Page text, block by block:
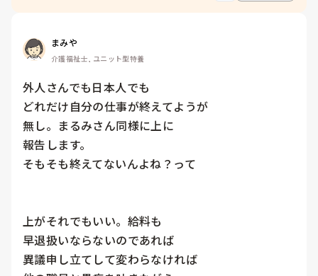
まみや
介護福祉士, ユニット型特養
外人さんでも日本人でも
どれだけ自分の仕事が終えてようが
無し。まるみさん同様に上に
報告します。
そもそも終えてないんよね？って
上がそれでもいい。給料も
早退扱いならないのであれば
異議申し立てして変わらなければ